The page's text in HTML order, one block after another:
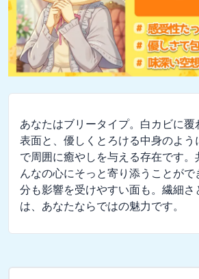
あなたはブリータイプ。白カビに覆
表面と、優しくとろける中身のよう
で周囲に癒やしを与える存在です。
んなの心にそっと寄り添うことがで
分も影響を受けやすい面も。繊細さ
は、あなたならではの魅力です。